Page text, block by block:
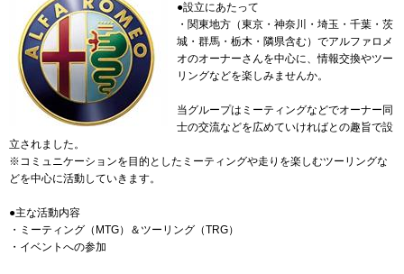
●設立にあたって
・関東地方（東京・神奈川・埼玉・千葉・茨
城・群馬・栃木・隣県含む）でアルファロメ
オのオーナーさんを中心に、情報交換やツー
リングなどを楽しみませんか。
当グループはミーティングなどでオーナー同
士の交流などを広めていければとの趣旨で設
立されました。
※コミュニケーションを目的としたミーティングや走りを楽しむツーリングな
どを中心に活動していきます。
●主な活動内容
・ミーティング（MTG）＆ツーリング（TRG）
・イベントへの参加